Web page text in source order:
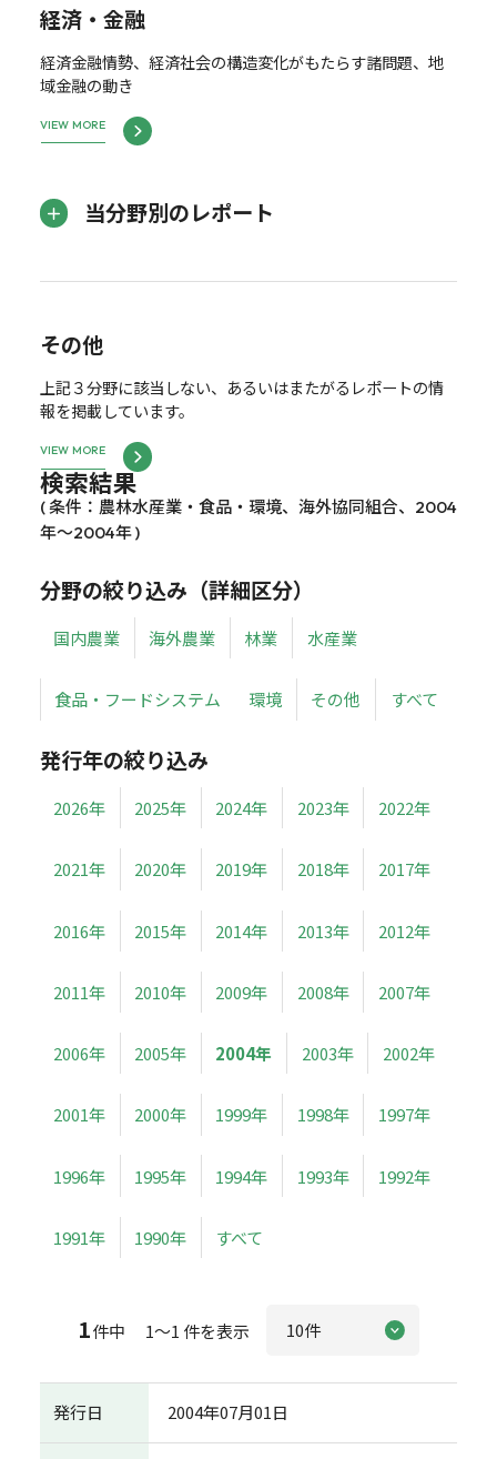
経済・金融
経済金融情勢、経済社会の構造変化がもたらす諸問題、地
域金融の動き
VIEW MORE
当分野別のレポート
その他
上記３分野に該当しない、あるいはまたがるレポートの情
報を掲載しています。
VIEW MORE
検索結果
( 条件：農林水産業・食品・環境、海外協同組合、2004
年～2004年 )
分野の絞り込み（詳細区分）
国内農業 海外農業 林業 水産業
食品・フードシステム 環境 その他 すべて
発行年の絞り込み
2026年 2025年 2024年 2023年 2022年
2021年 2020年 2019年 2018年 2017年
2016年 2015年 2014年 2013年 2012年
2011年 2010年 2009年 2008年 2007年
2006年 2005年 2004年 2003年 2002年
2001年 2000年 1999年 1998年 1997年
1996年 1995年 1994年 1993年 1992年
1991年 1990年 すべて
1件中 1～1 件を表示
発行日 2004年07月01日